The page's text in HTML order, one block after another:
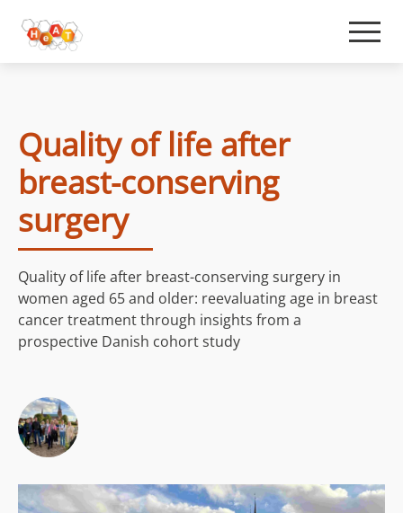
Quality of life after
breast-conserving
surgery
Quality of life after breast-conserving surgery in
women aged 65 and older: reevaluating age in breast
cancer treatment through insights from a
prospective Danish cohort study